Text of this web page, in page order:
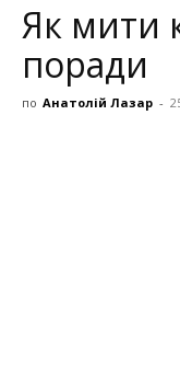
Як мити
поради
по Анатолій Лазар -